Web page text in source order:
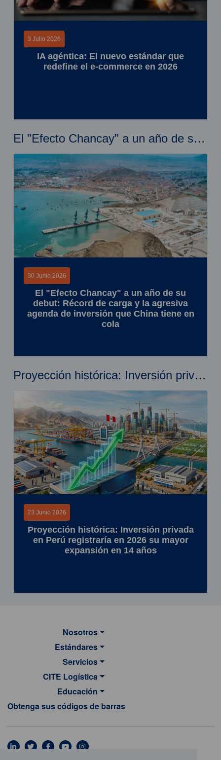
3 Julio 2026
IA agéntica: El nuevo estándar que
redefine el e-commerce en 2026
El "Efecto Chancay" a un año de su debut: Récord de carga y la agresiva agenda de inversión que China tiene en cola
30 Junio 2026
El "Efecto Chancay" a un año de su
debut: Récord de carga y la agresiva
agenda de inversión que China tiene en
cola
Proyección histórica: Inversión privada en Perú registraría en 2026 su mayor expansión en 14 años
23 Junio 2026
Proyección histórica: Inversión privada
en Perú registraría en 2026 su mayor
expansión en 14 años
MAIN NAVIGATION
Nosotros
Estándares
Servicios
CITE Logística
Educación
Obtenga sus códigos de barras